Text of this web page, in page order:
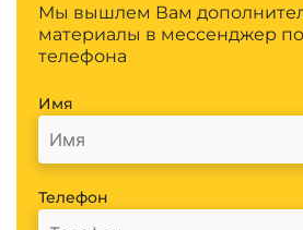
Мы вышлем Вам
материалы в мессенджер
телефона
Имя
Телефон